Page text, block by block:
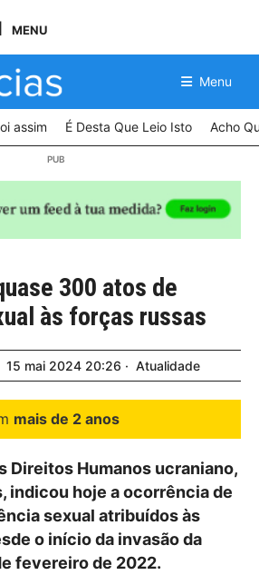
MENU
Menu
assim É Desta Que Leio Isto Acho
300 atos de
às forças russas
15 mai 2024 20:26 Atualidade
mais de 2 anos
Direitos Humanos ucraniano,
indicou hoje a ocorrência de
sexual atribuídos às
o início da invasão da
fevereiro de 2022.